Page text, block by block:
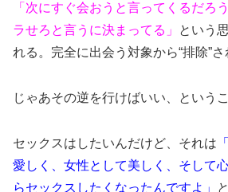
「次にすぐ会おうと言ってくるだろ
ラせろと言うに決まってる」
という
れる。完全に出会う対象から“排除”さ
じゃあその逆を行けばいい、という
セックスはしたいんだけど、それは
愛しく、女性として美しく、そして
らセックスしたくなったんですよ」